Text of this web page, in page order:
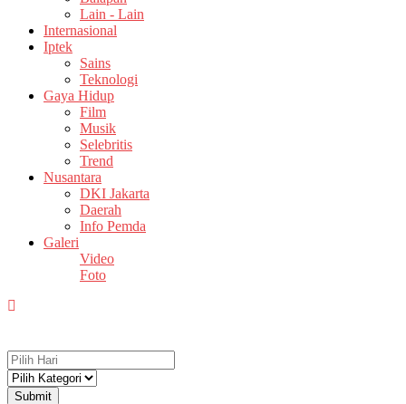
Lain - Lain
Internasional
Iptek
Sains
Teknologi
Gaya Hidup
Film
Musik
Selebritis
Trend
Nusantara
DKI Jakarta
Daerah
Info Pemda
Galeri
Video
Foto
Submit